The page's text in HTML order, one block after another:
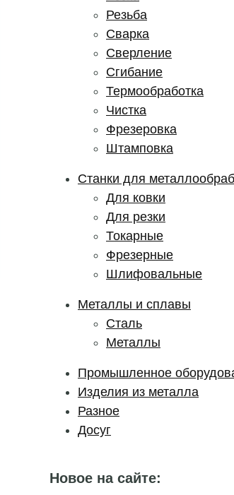
Резьба
Сварка
Сверление
Сгибание
Термообработка
Чистка
Фрезеровка
Штамповка
Станки для
Для ковки
Для резки
Токарные
Фрезерные
Шлифовальные
Металлы и сплавы
Сталь
Металлы
Промышленное
Изделия из металла
Разное
Досуг
Новое на сайте: